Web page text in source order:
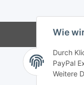
Wie
Durch
PayPal
Weitere